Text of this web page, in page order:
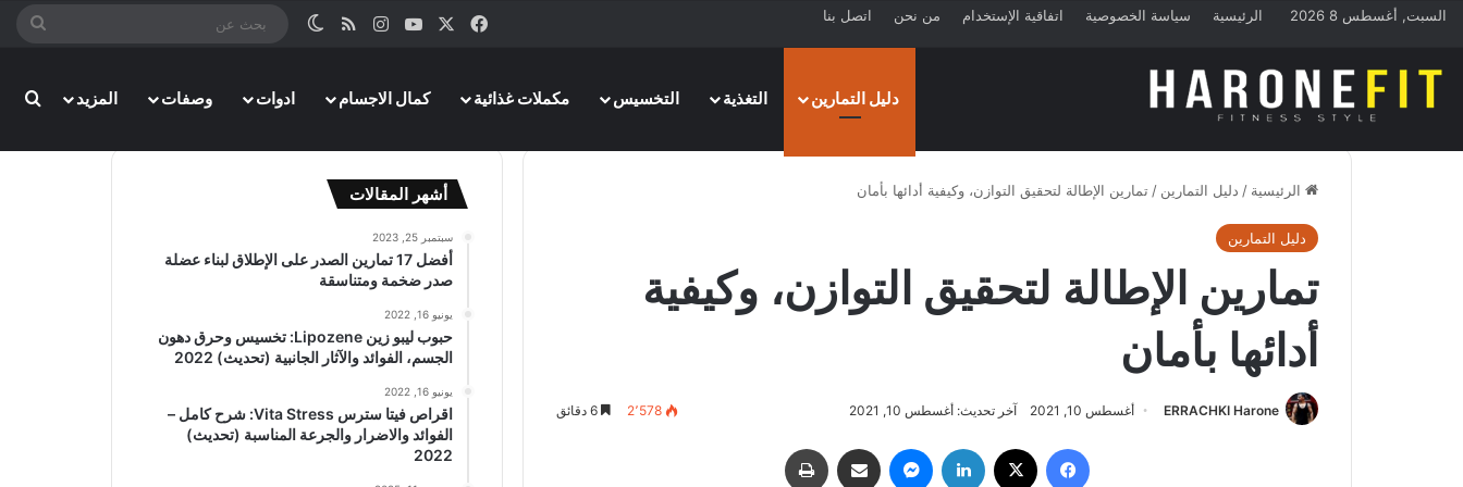
السبت, أغسطس 8 2026 الرئيسية سياسة الخصوصية اتفاقية الإستخدام من نحن اتصل بنا فيسبوك ‫YouTubeانستقرامملخص الموقع RSS
الوضع المظلم
بحث
دليل التمارين
التغذية التخسيس مكملات غذائية كمال الاجسام ادوات وصفات المزيد
الرئيسية / دليل التمارين / تمارين الإطالة لتحقيق التوازن، وكيفية أدائها بأمان
دليل التمارين
تمارين الإطالة لتحقيق التوازن، وكيفية
أدائها بأمان
ERRACHKI Harone أغسطس 10, 2021 آخر تحديث: أغسطس 10, 2021 2٬578
فيسبوك لينكدإن ماسنجر مشاركة عبر البريد
أشهر المقالات
سبتمبر 25, 2023
أفضل 17 تمارين الصدر على الإطلاق لبناء عضلة
صدر ضخمة ومتناسقة
يونيو 16, 2022
حبوب ليبو زين Lipozene: تخسيس وحرق دهون
الجسم، الفوائد والآثار الجانبية (تحديث) 2022
يونيو 16, 2022
اقراص فيتا سترس Vita Stress: شرح كامل –
الفوائد والاضرار والجرعة المناسبة (تحديث)
2022